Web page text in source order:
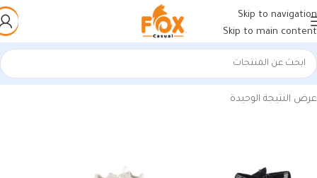
Skip to navigation
Skip to main content
الرئيسية/منتجات تحت الوسم “card holder wallet leather india”
عرض النتيجة الوحيدة